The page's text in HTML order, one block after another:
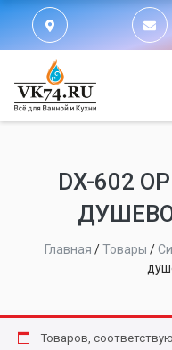
DX-602
Главная /Товары /
Товаров,